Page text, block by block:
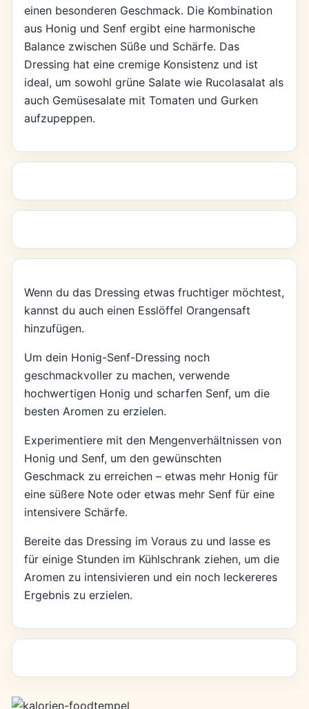
einen besonderen Geschmack. Die Kombination
aus Honig und Senf ergibt eine harmonische
Balance zwischen Süße und Schärfe. Das
Dressing hat eine cremige Konsistenz und ist
ideal, um sowohl grüne Salate wie Rucolasalat als
auch Gemüsesalate mit Tomaten und Gurken
aufzupeppen.
Wenn du das Dressing etwas fruchtiger möchtest,
kannst du auch einen Esslöffel Orangensaft
hinzufügen.
Um dein Honig-Senf-Dressing noch
geschmackvoller zu machen, verwende
hochwertigen Honig und scharfen Senf, um die
besten Aromen zu erzielen.
Experimentiere mit den Mengenverhältnissen von
Honig und Senf, um den gewünschten
Geschmack zu erreichen – etwas mehr Honig für
eine süßere Note oder etwas mehr Senf für eine
intensivere Schärfe.
Bereite das Dressing im Voraus zu und lasse es
für einige Stunden im Kühlschrank ziehen, um die
Aromen zu intensivieren und ein noch leckereres
Ergebnis zu erzielen.